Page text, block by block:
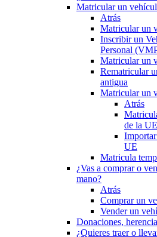
Matricular un
Atrás
Matricular un
Inscribir un
Personal
Matricular un
Rematricular
antigua
Matricular un
Atrás
de la UE
UE
Matricula
¿Vas a comprar o
mano?
Atrás
Comprar un
Vender un
Donaciones,
¿Quieres traer o